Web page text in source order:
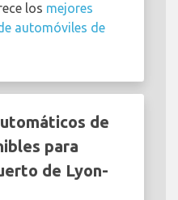
los mejores
automóviles de
de
para
de Lyon-